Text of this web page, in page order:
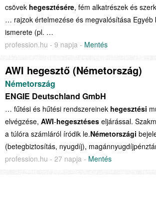
csövek hegesztésére, fém alkatrészek és
… rajzok értelmezése és megvalósítása Egyéb
ismerete (pl. …
profession.hu - 9 napja - Mentés
AWI hegesztő (Németország)
Németország
ENGIE Deutschland GmbH
… fűtési és hűtési rendszereinek hegesztési
elvégzése, AWI-hegesztéses eljárással.
a túlóra számláról íródik le.Németországi
(betegbiztosítás, nyugdíj),
profession.hu - 27 napja - Mentés